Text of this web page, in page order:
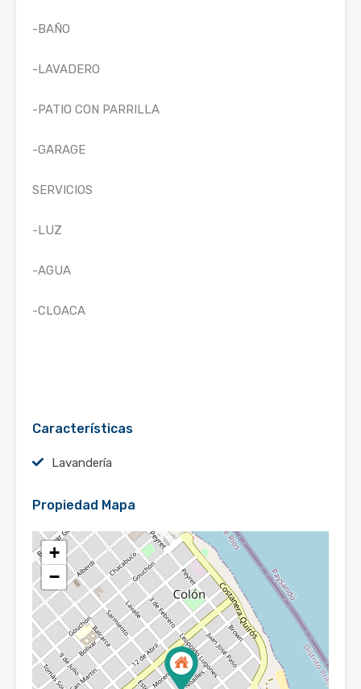
-BAÑO
-LAVADERO
-PATIO CON PARRILLA
-GARAGE
SERVICIOS
-LUZ
-AGUA
-CLOACA
Características
Lavandería
Propiedad Mapa
+
−